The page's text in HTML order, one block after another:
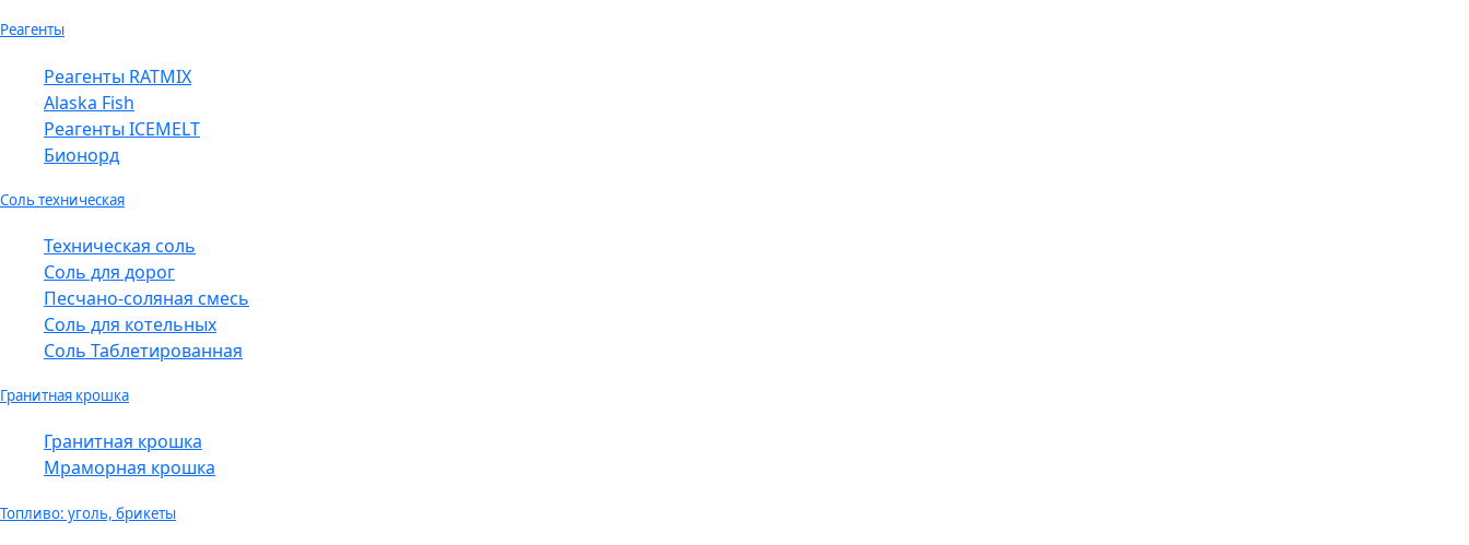
Реагенты
Реагенты RATMIX
Alaska Fish
Реагенты ICEMELT
Бионорд
Соль техническая
Техническая соль
Соль для дорог
Песчано-соляная смесь
Соль для котельных
Соль Таблетированная
Гранитная крошка
Гранитная крошка
Мраморная крошка
Топливо: уголь, брикеты